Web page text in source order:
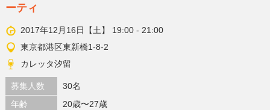
ーティ
2017年12月16日【土】 19:00 - 21:00
東京都港区東新橋1-8-2
カレッタ汐留
募集人数
30名
年齢
20歳〜27歳